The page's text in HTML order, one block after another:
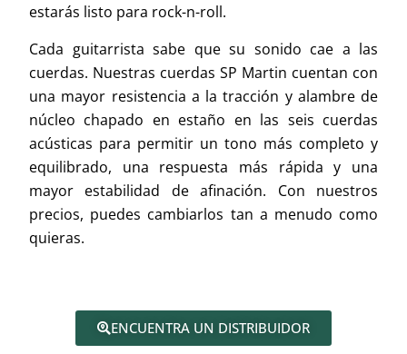
estarás listo para rock-n-roll.
Cada guitarrista sabe que su sonido cae a las
cuerdas. Nuestras cuerdas SP Martin cuentan con
una mayor resistencia a la tracción y alambre de
núcleo chapado en estaño en las seis cuerdas
acústicas para permitir un tono más completo y
equilibrado, una respuesta más rápida y una
mayor estabilidad de afinación. Con nuestros
precios, puedes cambiarlos tan a menudo como
quieras.
ENCUENTRA UN DISTRIBUIDOR